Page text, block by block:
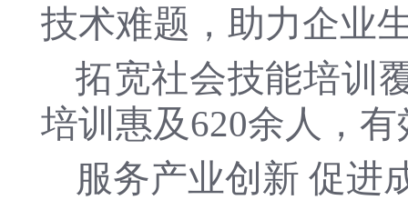
技术难题，助力企业
拓宽社会技能培训
培训惠及620余人，
服务产业创新 促进